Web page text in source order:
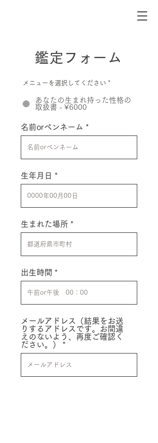
鑑定フォーム
メニューを選択してください *
あなたの生まれ持った性格の
取扱書 - ¥6000
名前orペンネーム
生年月日
生まれた場所
出生時間
メールアドレス（結果をお送
りするアドレスです。お間違
えのないよう、再度ご確認く
ださい。）